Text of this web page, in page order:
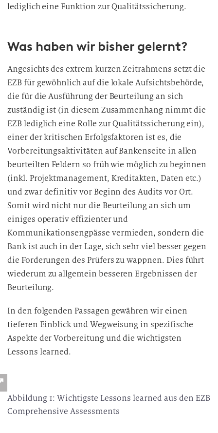
lediglich eine Funktion zur Qualitätssicherung.
Was haben wir bisher gelernt?
Angesichts des extrem kurzen Zeitrahmens setzt die
EZB für gewöhnlich auf die lokale Aufsichtsbehörde,
die für die Ausführung der Beurteilung an sich
zuständig ist (in diesem Zusammenhang nimmt die
EZB lediglich eine Rolle zur Qualitätssicherung ein),
einer der kritischen Erfolgsfaktoren ist es, die
Vorbereitungsaktivitäten auf Bankenseite in allen
beurteilten Feldern so früh wie möglich zu beginnen
(inkl. Projektmanagement, Kreditakten, Daten etc.)
und zwar definitiv vor Beginn des Audits vor Ort.
Somit wird nicht nur die Beurteilung an sich um
einiges operativ effizienter und
Kommunikationsengpässe vermieden, sondern die
Bank ist auch in der Lage, sich sehr viel besser gegen
die Forderungen des Prüfers zu wappnen. Dies führt
wiederum zu allgemein besseren Ergebnissen der
Beurteilung.
In den folgenden Passagen gewähren wir einen
tieferen Einblick und Wegweisung in spezifische
Aspekte der Vorbereitung und die wichtigsten
Lessons learned.
Abbildung 1: Wichtigste Lessons learned aus den EZB
Comprehensive Assessments